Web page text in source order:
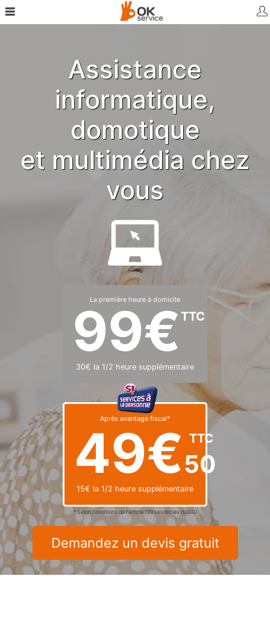
Assistance
informatique,
domotique
et multimédia chez
vous
La première heure à domicile
99€ TTC
30€ la 1/2 heure supplémentaire
Après avantage fiscal*
49€50
TTC
15€ la 1/2 heure supplémentaire
* Selon conditions de l'article 199 sexdecies du CGI
Demandez un devis gratuit